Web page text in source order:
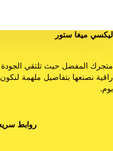
ليكسي ميغا ستور
متجرك المفضل حيث تلتقي الجودة
راقية نصنعها بتفاصيل ملهمة
يوم.
روابط